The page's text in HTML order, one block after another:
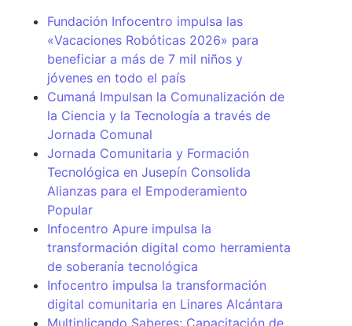
Fundación Infocentro impulsa las
«Vacaciones Robóticas 2026» para
beneficiar a más de 7 mil niños y
jóvenes en todo el país
Cumaná Impulsan la Comunalización de
la Ciencia y la Tecnología a través de
Jornada Comunal
Jornada Comunitaria y Formación
Tecnológica en Jusepín Consolida
Alianzas para el Empoderamiento
Popular
Infocentro Apure impulsa la
transformación digital como herramienta
de soberanía tecnológica
Infocentro impulsa la transformación
digital comunitaria en Linares Alcántara
Multiplicando Saberes: Capacitación de